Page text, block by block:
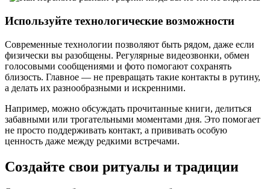
Используйте технологические возможности
Современные технологии позволяют быть рядом, даже если
физически вы разобщены. Регулярные видеозвонки, обмен
голосовыми сообщениями и фото помогают сохранять
близость. Главное — не превращать такие контакты в рутину,
а делать их разнообразными и искренними.
Например, можно обсуждать прочитанные книги, делиться
забавными или трогательными моментами дня. Это помогает
не просто поддерживать контакт, а прививать особую
ценность даже между редкими встречами.
Создайте свои ритуалы и традиции